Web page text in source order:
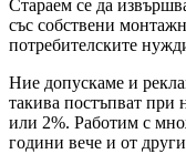
Стараем се да
със собствени
потребителските
Ние допускаме и
такива постъпват при
или 2%. Работим с
години вече и от